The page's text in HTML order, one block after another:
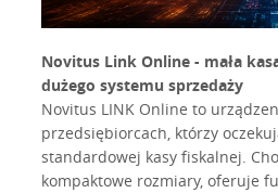
Novitus Link Online - mała
dużego systemu sprzedaży
Novitus LINK Online to
przedsiębiorcach, którzy
standardowej kasy fiskalnej.
kompaktowe rozmiary, oferuje